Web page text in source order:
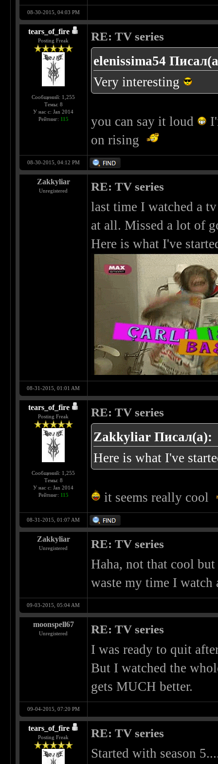
08-30-2015, 04:03 PM
tears_of_fire
Posting Freak
Сообщений: 1,255
Темы: 8
У нас с: Jan 2014
Рейтинг: 115
RE: TV series
elenissima54
Very interesting
you can say it loud
on rising
08-30-2015, 04:12 PM
Zakkyliar
Unregistered RE: TV series
last time I watched a
at all. Missed a lot of
Here is what I've
08-31-2015, 01:01 AM
tears_of_fire
Posting Freak
Сообщений: 1,255
Темы: 8
У нас с: Jan 2014
Рейтинг: 115
RE: TV series
Zakkyliar Писал(а):
Here is what I've
it seems really cool
08-31-2015, 01:07 AM
Zakkyliar
Unregistered RE: TV series
Haha, not that cool
waste my time I
09-03-2015, 05:04 AM
moonspell67
Unregistered RE: TV series
I was ready to quit
But I watched the
gets MUCH better.
09-04-2015, 07:20 PM
tears_of_fire
Posting Freak RE: TV series
Started with season